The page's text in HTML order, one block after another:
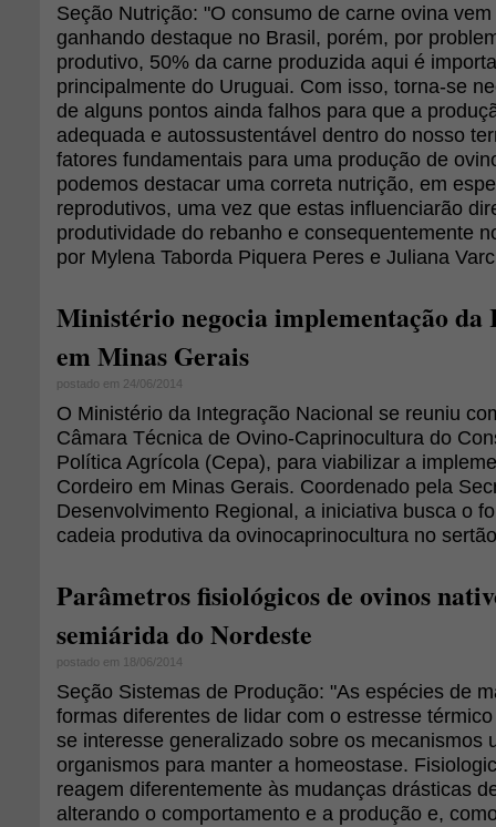
Seção Nutrição: "O consumo de carne ovina
ganhando destaque no Brasil, porém, por
produtivo, 50% da carne produzida aqui é
principalmente do Uruguai. Com isso, torna-se
de alguns pontos ainda falhos para que a
adequada e autossustentável dentro do nosso
fatores fundamentais para uma produção de
podemos destacar uma correta nutrição, em
reprodutivos, uma vez que estas influenciarão
produtividade do rebanho e consequentemente
por Mylena Taborda Piquera Peres e Juliana
Ministério negocia implementação da
em Minas Gerais
postado em 24/06/2014
O Ministério da Integração Nacional se reuniu
Câmara Técnica de Ovino-Caprinocultura do
Política Agrícola (Cepa), para viabilizar a
Cordeiro em Minas Gerais. Coordenado pela
Desenvolvimento Regional, a iniciativa busca o
cadeia produtiva da ovinocaprinocultura no
Parâmetros fisiológicos de ovinos
semiárida do Nordeste
postado em 18/06/2014
Seção Sistemas de Produção: "As espécies de
formas diferentes de lidar com o estresse
se interesse generalizado sobre os mecanismos
organismos para manter a homeostase.
reagem diferentemente às mudanças drásticas
alterando o comportamento e a produção e,